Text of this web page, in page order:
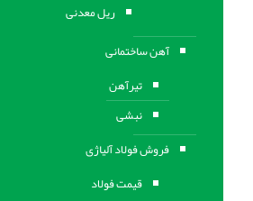
ریل معدنی
آهن ساختمانی
تیرآهن
نبشی
فروش فولاد آلیاژی
قیمت فولاد